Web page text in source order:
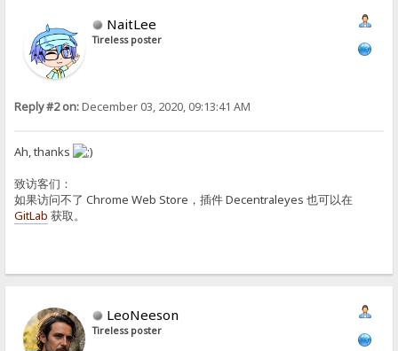
NaitLee
Tireless poster
Reply #2 on:December 03, 2020, 09:13:41 AM
Ah, thanks
致访客们：
如果访问不了 Chrome Web Store，插件 Decentraleyes 也可以在
GitLab 获取。
LeoNeeson
Tireless poster